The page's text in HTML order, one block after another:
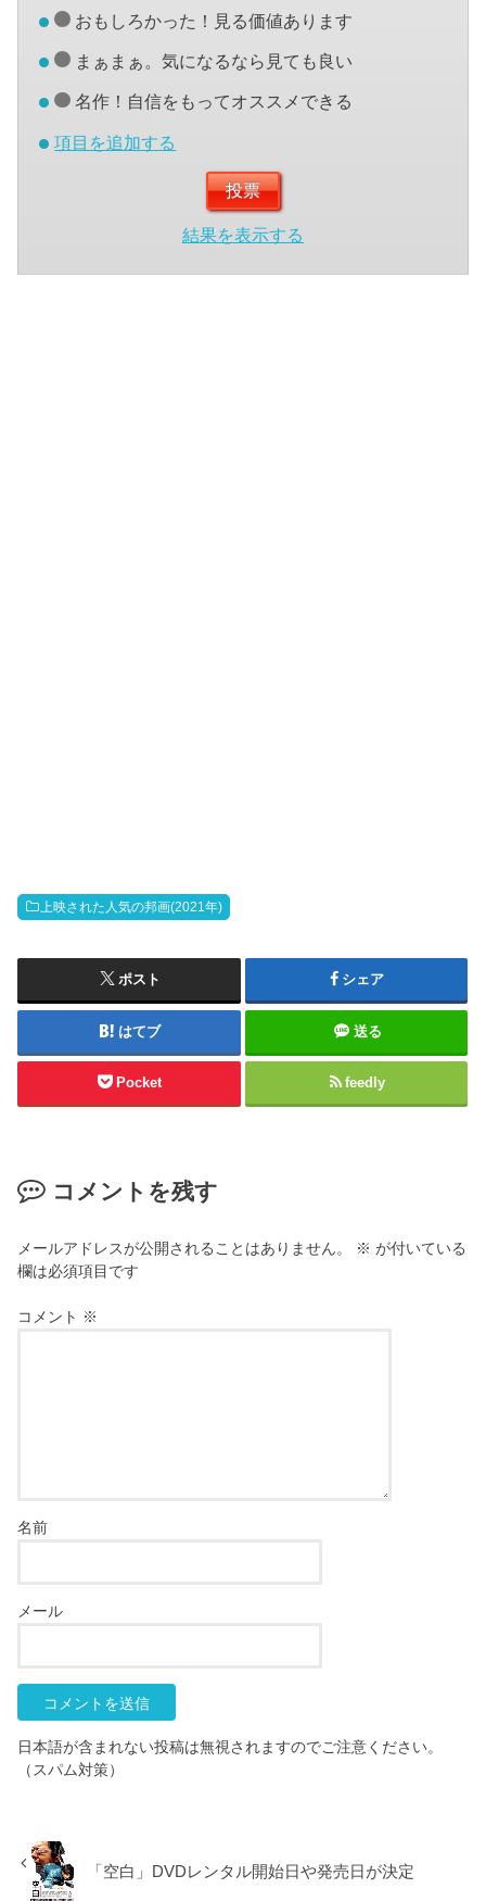
おもしろかった！見る価値あります
まぁまぁ。気になるなら見ても良い
名作！自信をもってオススメできる
項目を追加する
結果を表示する
上映された人気の邦画(2021年)
ポスト シェア
はてブ 送る
Pocket feedly
コメントを残す
メールアドレスが公開されることはありません。 ※ が付いている
欄は必須項目です
コメント ※
名前
メール
日本語が含まれない投稿は無視されますのでご注意ください。
（スパム対策）
「空白」DVDレンタル開始日や発売日が決定